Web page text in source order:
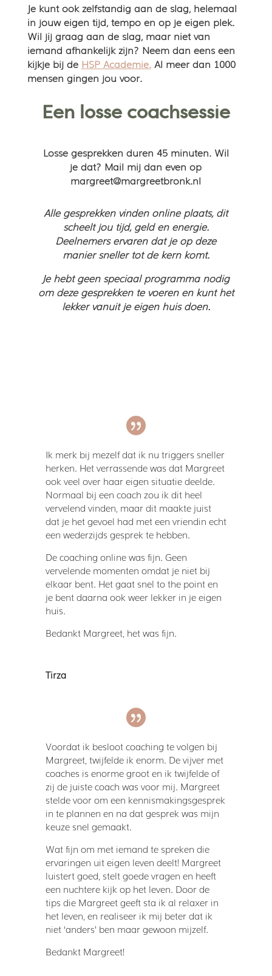
Je kunt ook zelfstandig aan de slag, helemaal
in jouw eigen tijd, tempo en op je eigen plek.
Wil jij graag aan de slag, maar niet van
iemand afhankelijk zijn? Neem dan eens een
kijkje bij de HSP Academie.Al meer dan 1000
mensen gingen jou voor.
Een losse coachsessie
Losse gesprekken duren 45 minuten. Wil
je dat? Mail mij dan even op
margreet@margreetbronk.nl
Alle gesprekken vinden online plaats, dit
scheelt jou tijd, geld en energie.
Deelnemers ervaren dat je op deze
manier sneller tot de kern komt.
Je hebt geen speciaal programma nodig
om deze gesprekken te voeren en kunt het
lekker vanuit je eigen huis doen.
Ik merk bij mezelf dat ik nu triggers sneller
herken. Het verrassende was dat Margreet
ook veel over haar eigen situatie deelde.
Normaal bij een coach zou ik dit heel
vervelend vinden, maar dit maakte juist
dat je het gevoel had met een vriendin echt
een wederzijds gesprek te hebben.
De coaching online was fijn. Geen
vervelende momenten omdat je niet bij
elkaar bent. Het gaat snel to the point en
je bent daarna ook weer lekker in je eigen
huis.
Bedankt Margreet, het was fijn.
Tirza
Voordat ik besloot coaching te volgen bij
Margreet, twijfelde ik enorm. De vijver met
coaches is enorme groot en ik twijfelde of
zij de juiste coach was voor mij. Margreet
stelde voor om een kennismakingsgesprek
in te plannen en na dat gesprek was mijn
keuze snel gemaakt.
Wat fijn om met iemand te spreken die
ervaringen uit eigen leven deelt! Margreet
luistert goed, stelt goede vragen en heeft
een nuchtere kijk op het leven. Door de
tips die Margreet geeft sta ik al relaxer in
het leven, en realiseer ik mij beter dat ik
niet ‘anders’ ben maar gewoon mijzelf.
Bedankt Margreet!